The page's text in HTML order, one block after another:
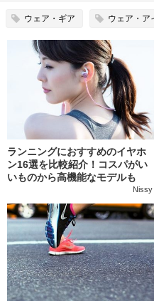
ウェア・ギア ウェア・ア
ランニングにおすすめのイヤホ
ン16選を比較紹介！コスパがい
いものから高機能なモデルも
Nissy